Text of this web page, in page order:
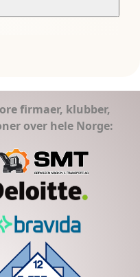
firmaer, klubber,
over hele Norge: